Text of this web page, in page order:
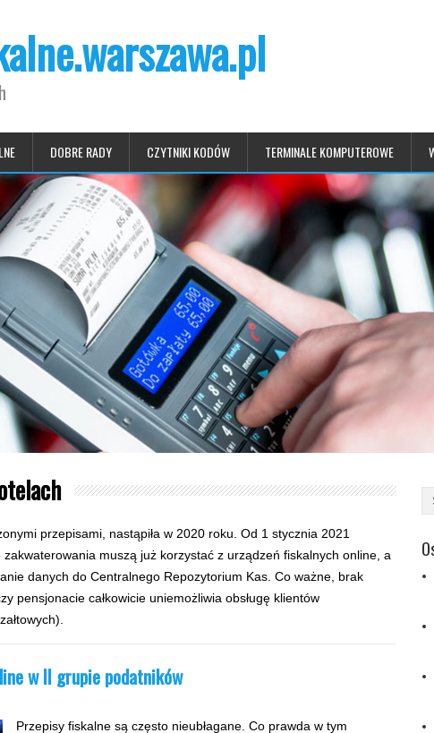
DOBRE RADY CZYTNIKI KODÓW TERMINALE KOMPUTEROWE
przepisami, nastąpiła w 2020 roku. Od 1 stycznia 2021
zakwaterowania muszą już korzystać z urządzeń fiskalnych online, a
danych do Centralnego Repozytorium Kas. Co ważne, brak
pensjonacie całkowicie uniemożliwia obsługę klientów
w II grupie podatników
Przepisy fiskalne są często nieubłagane. Co prawda w tym